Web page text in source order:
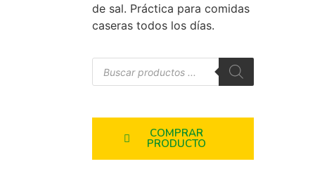
de sal. Práctica para comidas
caseras todos los días.
COMPRAR
PRODUCTO